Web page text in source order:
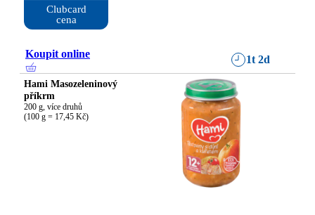
Clubcard
cena
Koupit online 1t 2d
Hami Masozeleninový
příkrm
200 g, více druhů
(100 g = 17,45 Kč)